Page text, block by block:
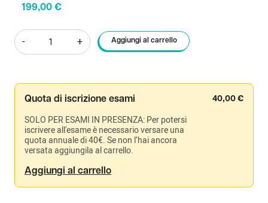
199,00 €
-
Certificazione
Gatehouse
IESOL
quantità
+ Aggiungi al carrello
Quota di iscrizione esami 40,00 €
SOLO PER ESAMI IN PRESENZA: Per potersi
iscrivere all'esame è necessario versare una
quota annuale di 40€. Se non l’hai ancora
versata aggiungila al carrello.
Aggiungi al carrello